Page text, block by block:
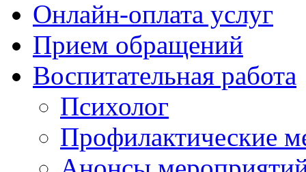
Онлайн-оплата услуг
Прием обращений
Воспитательная работа
Психолог
Профилактические